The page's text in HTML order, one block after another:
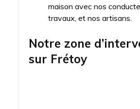
maison avec nos
travaux, et nos artisans.
Notre zone
sur Frétoy